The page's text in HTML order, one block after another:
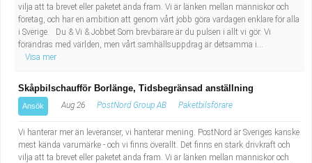
Administrativ assistent
Lärare i gymnasiet
vilja att ta brevet eller paketet ända fram. Vi är länken mellan människor och
företag, och har en ambition att genom vårt jobb göra vardagen enklare för alla
i Sverige. Du & Vi & Jobbet Som brevbärare är du pulsen i allt vi gör. Vi
förändras med världen, men vårt samhällsuppdrag är detsamma i...
Visa mer
Skåpbilschaufför Borlänge, Tidsbegränsad anställning
Ansök Aug 26 PostNord Group AB Paketbilsförare
Vi hanterar mer än leveranser, vi hanterar mening. PostNord är Sveriges kanske
mest kända varumärke - och vi finns överallt. Det finns en stark drivkraft och
vilja att ta brevet eller paketet ända fram. Vi är länken mellan människor och